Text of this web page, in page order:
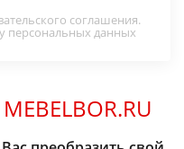
соглашения.
персональных данных
MEBELBOR.RU